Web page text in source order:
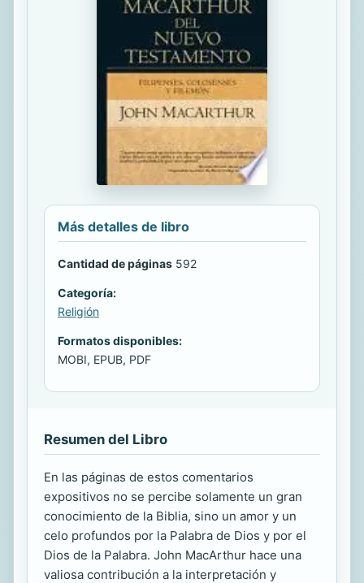
Más detalles de libro
Cantidad de páginas 592
Categoría:
Religión
Formatos disponibles:
MOBI, EPUB, PDF
Resumen del Libro
En las páginas de estos comentarios
expositivos no se percibe solamente un gran
conocimiento de la Biblia, sino un amor y un
celo profundos por la Palabra de Dios y por el
Dios de la Palabra. John MacArthur hace una
valiosa contribución a la interpretación y